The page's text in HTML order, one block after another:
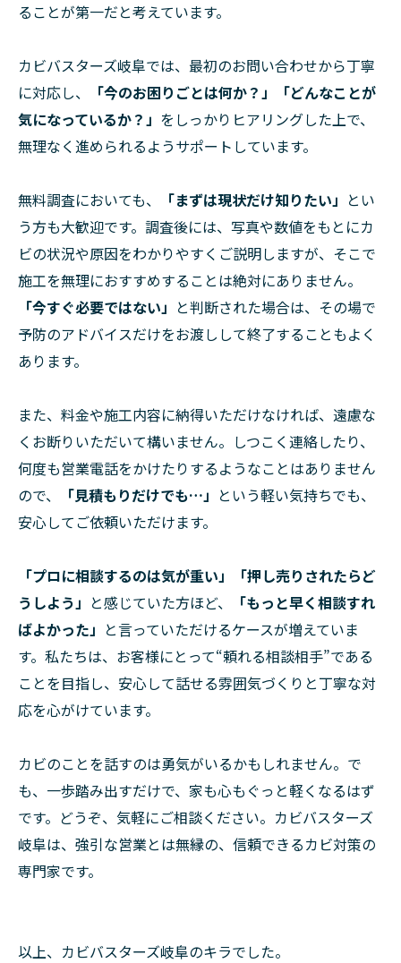
ることが第一だと考えています。
カビバスターズ岐阜では、最初のお問い合わせから丁寧
に対応し、
「今のお困りごとは何か？」「どんなことが
気になっているか？」 をしっかりヒアリングした上で、
無理なく進められるようサポートしています。
無料調査においても、 「まずは現状だけ知りたい」 とい
う方も大歓迎です。調査後には、写真や数値をもとにカ
ビの状況や原因をわかりやすくご説明しますが、そこで
施工を無理におすすめすることは絶対にありません。
「今すぐ必要ではない」 と判断された場合は、その場で
予防のアドバイスだけをお渡しして終了することもよく
あります。
また、料金や施工内容に納得いただけなければ、遠慮な
くお断りいただいて構いません。しつこく連絡したり、
何度も営業電話をかけたりするようなことはありません
ので、
「見積もりだけでも…」 という軽い気持ちでも、
安心してご依頼いただけます。
「プロに相談するのは気が重い」「押し売りされたらど
うしよう」 と感じていた方ほど、
「もっと早く相談すれ
ばよかった」 と言っていただけるケースが増えていま
す。私たちは、お客様にとって“頼れる相談相手”である
ことを目指し、安心して話せる雰囲気づくりと丁寧な対
応を心がけています。
カビのことを話すのは勇気がいるかもしれません。で
も、一歩踏み出すだけで、家も心もぐっと軽くなるはず
です。どうぞ、気軽にご相談ください。カビバスターズ
岐阜は、強引な営業とは無縁の、信頼できるカビ対策の
専門家です。
以上、カビバスターズ岐阜のキラでした。